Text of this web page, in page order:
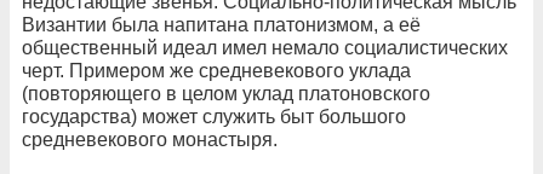
Византии была напитана платонизмом, а её
общественный идеал имел немало социалистических
черт. Примером же средневекового уклада
(повторяющего в целом уклад платоновского
государства) может служить быт большого
средневекового монастыря.